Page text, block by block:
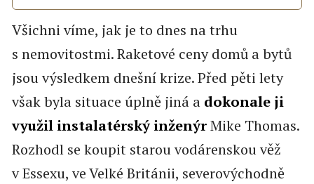
Všichni víme, jak je to dnes na trhu
s nemovitostmi. Raketové ceny domů a bytů
jsou výsledkem dnešní krize. Před pěti lety
však byla situace úplně jiná a dokonale ji
využil instalatérský inženýrMike Thomas.
Rozhodl se koupit starou vodárenskou věž
v Essexu, ve Velké Británii, severovýchodně